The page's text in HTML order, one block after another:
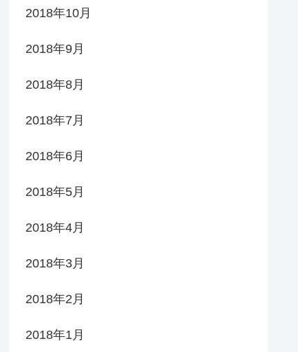
2018年10月
2018年9月
2018年8月
2018年7月
2018年6月
2018年5月
2018年4月
2018年3月
2018年2月
2018年1月